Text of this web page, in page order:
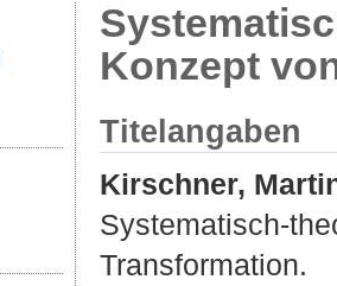
Konzept
Titelangaben
Kirschner,
Systematisch-
Transformation.